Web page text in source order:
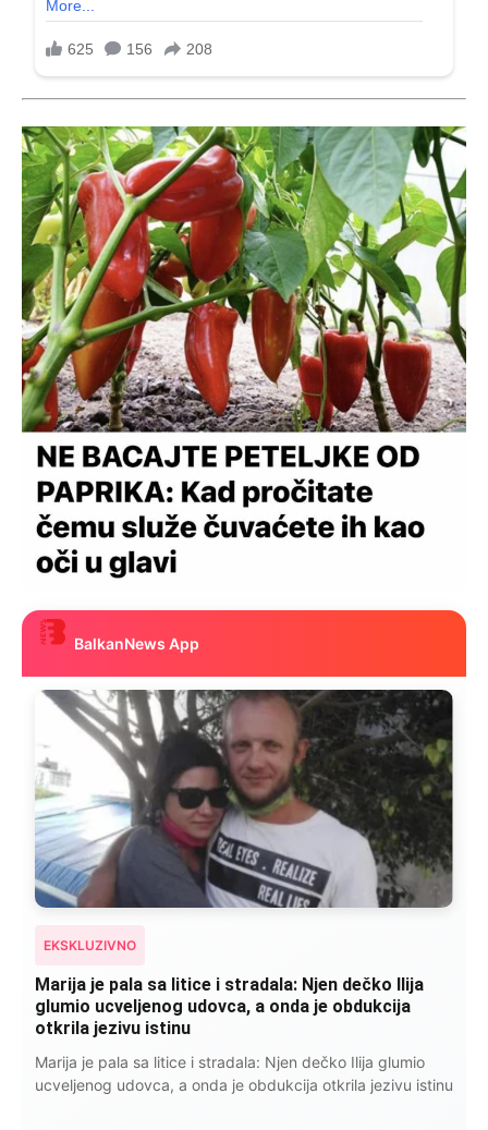
BalkanNews App
EKSKLUZIVNO
Marija je pala sa litice i stradala: Njen dečko Ilija
glumio ucveljenog udovca, a onda je obdukcija
otkrila jezivu istinu
Marija je pala sa litice i stradala: Njen dečko Ilija glumio
ucveljenog udovca, a onda je obdukcija otkrila jezivu istinu